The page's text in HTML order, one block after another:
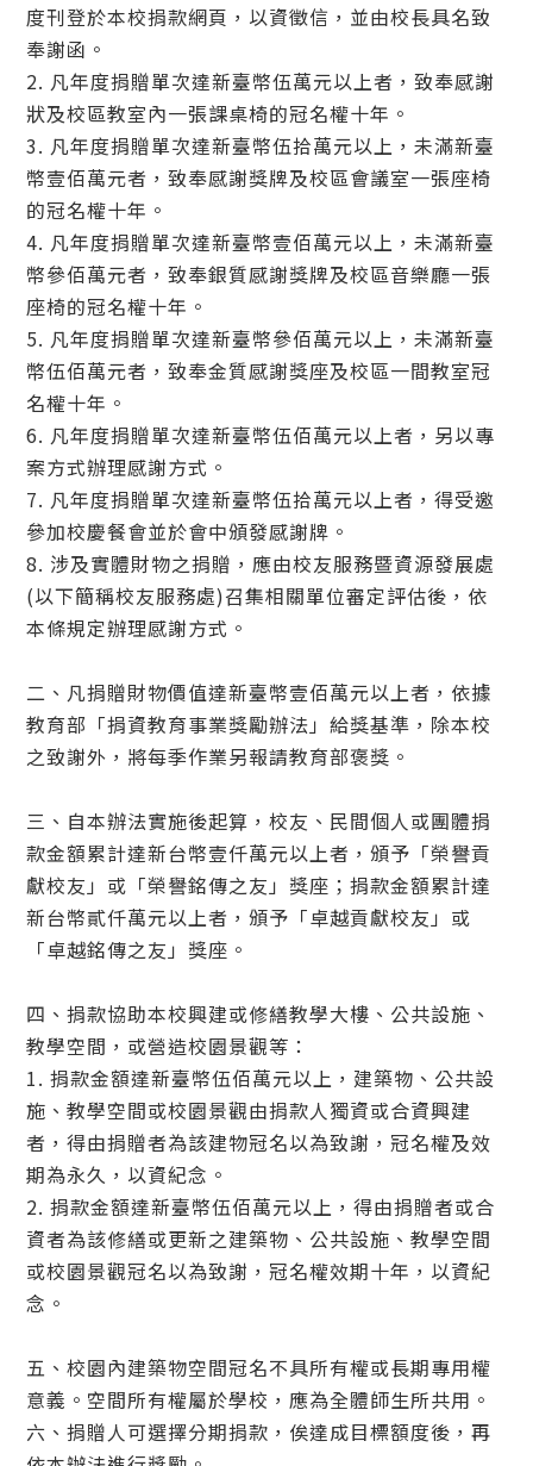
度刊登於本校捐款網頁，以資徵信，並由校長具名致
奉謝函。
2. 凡年度捐贈單次達新臺幣伍萬元以上者，致奉感謝
狀及校區教室內一張課桌椅的冠名權十年。
3. 凡年度捐贈單次達新臺幣伍拾萬元以上，未滿新臺
幣壹佰萬元者，致奉感謝獎牌及校區會議室一張座椅
的冠名權十年。
4. 凡年度捐贈單次達新臺幣壹佰萬元以上，未滿新臺
幣參佰萬元者，致奉銀質感謝獎牌及校區音樂廳一張
座椅的冠名權十年。
5. 凡年度捐贈單次達新臺幣參佰萬元以上，未滿新臺
幣伍佰萬元者，致奉金質感謝獎座及校區一間教室冠
名權十年。
6. 凡年度捐贈單次達新臺幣伍佰萬元以上者，另以專
案方式辦理感謝方式。
7. 凡年度捐贈單次達新臺幣伍拾萬元以上者，得受邀
參加校慶餐會並於會中頒發感謝牌。
8. 涉及實體財物之捐贈，應由校友服務暨資源發展處
(以下簡稱校友服務處)召集相關單位審定評估後，依
本條規定辦理感謝方式。
二、凡捐贈財物價值達新臺幣壹佰萬元以上者，依據
教育部「捐資教育事業獎勵辦法」給獎基準，除本校
之致謝外，將每季作業另報請教育部褒獎。
三、自本辦法實施後起算，校友、民間個人或團體捐
款金額累計達新台幣壹仟萬元以上者，頒予「榮譽貢
獻校友」或「榮譽銘傳之友」獎座；捐款金額累計達
新台幣貳仟萬元以上者，頒予「卓越貢獻校友」或
「卓越銘傳之友」獎座。
四、捐款協助本校興建或修繕教學大樓、公共設施、
教學空間，或營造校園景觀等：
1. 捐款金額達新臺幣伍佰萬元以上，建築物、公共設
施、教學空間或校園景觀由捐款人獨資或合資興建
者，得由捐贈者為該建物冠名以為致謝，冠名權及效
期為永久，以資紀念。
2. 捐款金額達新臺幣伍佰萬元以上，得由捐贈者或合
資者為該修繕或更新之建築物、公共設施、教學空間
或校園景觀冠名以為致謝，冠名權效期十年，以資紀
念。
五、校園內建築物空間冠名不具所有權或長期專用權
意義。空間所有權屬於學校，應為全體師生所共用。
六、捐贈人可選擇分期捐款，俟達成目標額度後，再